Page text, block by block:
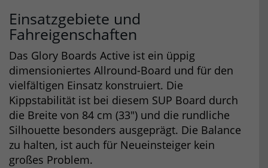
Einsatzgebiete und
Fahreigenschaften
Das Glory Boards Active ist ein üppig
dimensioniertes Allround-Board und für den
vielfältigen Einsatz konstruiert. Die
Kippstabilität ist bei diesem SUP Board durch
die Breite von 84 cm (33″) und die rundliche
Silhouette besonders ausgeprägt. Die Balance
zu halten, ist auch für Neueinsteiger kein
großes Problem.